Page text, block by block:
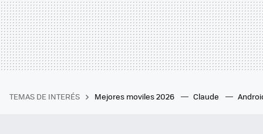
TEMAS DE INTERÉS Mejores moviles 2026 Claude